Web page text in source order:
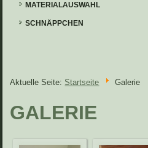
MATERIALAUSWAHL
SCHNÄPPCHEN
Aktuelle Seite: Startseite Galerie
GALERIE